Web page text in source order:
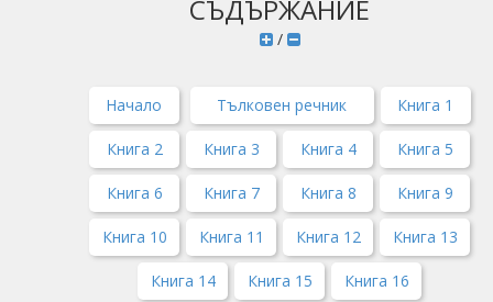
СЪДЪРЖАНИЕ
/
Начало Тълковен речник Книга 1
Книга 2 Книга 3 Книга 4 Книга 5
Книга 6 Книга 7 Книга 8 Книга 9
Книга 10 Книга 11 Книга 12 Книга 13
Книга 14 Книга 15 Книга 16